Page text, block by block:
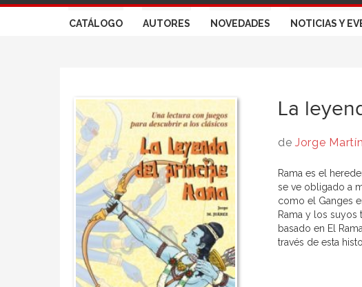
CATÁLOGO AUTORES NOVEDADES NOTICIAS Y
La
deJorge
Rama es el
se ve obligado a
como el Ganges
Rama y los suyos
basado en El
través de esta